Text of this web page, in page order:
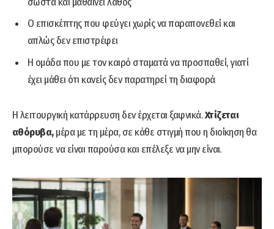
Ο επισκέπτης που φεύγει χωρίς να παραπονεθεί και
απλώς δεν επιστρέφει
Η ομάδα που με τον καιρό σταματά να προσπαθεί, γιατί
έχει μάθει ότι κανείς δεν παρατηρεί τη διαφορά
Η λειτουργική κατάρρευση δεν έρχεται ξαφνικά.Χτίζεται
αθόρυβα,μέρα με τη μέρα, σε κάθε στιγμή που η διοίκηση θα
μπορούσε να είναι παρούσα και επέλεξε να μην είναι.